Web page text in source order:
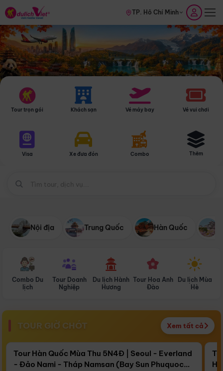
TP. Hồ Chí Minh
Tour trọn gói Khách sạn Vé máy bay Vé vui chơi
Visa Xe đưa đón Combo Thêm
Nội địa Trung Quốc Hàn Quốc
Combo Du
lịch
Tour Doanh
Nghiệp
Du lịch Hành
Hương
Tour Hoa Anh
Đào
Du lịch Mùa
Hè
TOUR GIỜ CHÓT Xem tất cả
Còn17 ngày 01:35:12
Bay Sun Phuquoc Airways
Điểm nổi bật
Tour Hàn Quốc Mùa Thu 5N4Đ | Seoul - Everland
- Đảo Nami - Tháp Namsan (Bay Sun Phuquoc